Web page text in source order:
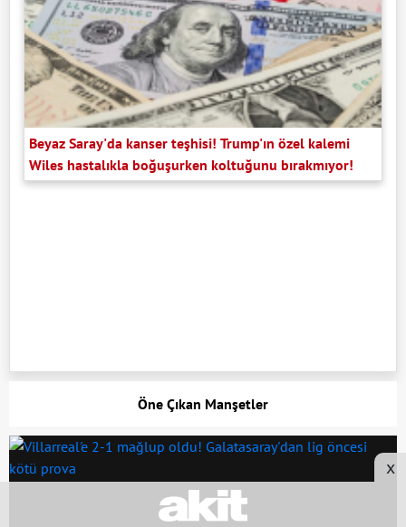
Beyaz Saray'da kanser teşhisi! Trump'ın özel kalemi
Wiles hastalıkla boğuşurken koltuğunu bırakmıyor!
Öne Çıkan Manşetler
x